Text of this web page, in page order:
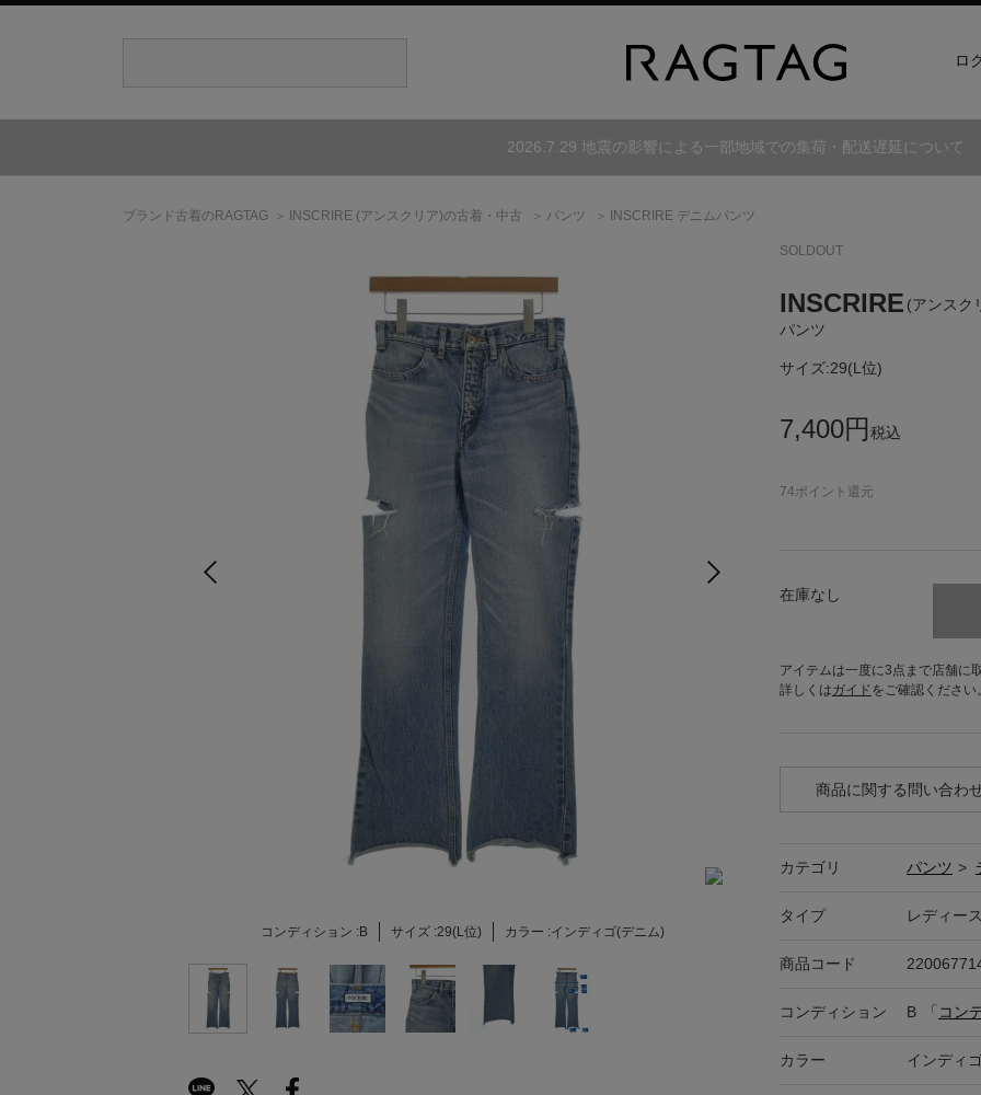
ロ
2026.7.29 地震の影響による一部地域での集荷・配送遅延について
ブランド古着のRAGTAG INSCRIRE (アンスクリア)の古着・中古 パンツ INSCRIRE デニムパンツ
コンディション :B サイズ :29(L位) カラー :インディゴ(デニム)
SOLDOUT
INSCRIRE (アンスク
パンツ
サイズ:29(L位)
7,400円税込
74ポイント還元
在庫なし
アイテムは一度に3点まで店舗に
詳しくはガイド をご確認ください。
商品に関する問い合わ
カテゴリ パンツ >
タイプ レディース
商品コード
コンディション B 「 コン
カラー インディ